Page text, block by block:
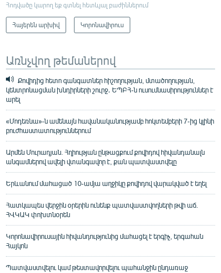
Հոդվածը կարող եք գտնել հետևյալ բաժիններում
Հայերեն արխիվ Կորոնավիրուս
Առնչվող թեմաներով
Քովիդից հետո գանգատներ հիշողության, մտածողության,
կենտրոնացման խնդիրների շուրջ․ ԵՊԲՀ-ն ուսումնասիրություններ է
արել
«Մոդեռնա»-ն ամենայն հավանականությամբ հոկտեմբերի 7-ից կլինի
բուժհաստատություններում
Արմեն Մուրադյան. Հղիության ընթացքում քովիդով հիվանդանալն
անգամներով ավելի վտանգավոր է, քան պատվաստվելը
Երևանում մահացած 10-ամյա աղջիկը քովիդով վարակված է եղել
Հատկապես վերջին օրերին ունենք պատվաստվողների թվի աճ.
ՀՎԿԱԿ փոխտնօրեն
Կորոնավիրուսային հիվանդությունից մահացել է երգիչ, երգահան
Հայկոն
Պատվաստվելու կամ թեստավորվելու պահանջին ընդառաջ